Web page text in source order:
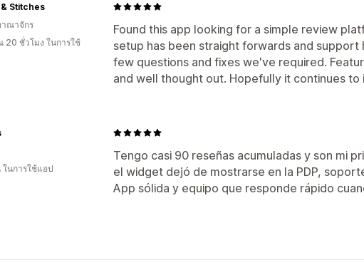
Found this app looking for a simple review
setup has been straight forwards and
few questions and fixes we've required.
and well thought out. Hopefully it continues to
Stitches
าณาจักร
20 ชั่วโมง ในการใช้
Tengo casi 90 reseñas acumuladas y son mi
el widget dejó de mostrarse en la PDP,
App sólida y equipo que responde rápido
ในการใช้แอป